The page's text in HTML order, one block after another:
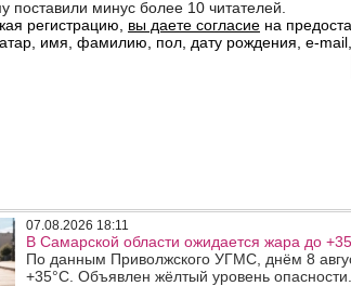
07.08.2026 18:11
В Самарской области ожидается жара до
По данным Приволжского УГМС, днём 8
+35°C. Объявлен жёлтый уровень